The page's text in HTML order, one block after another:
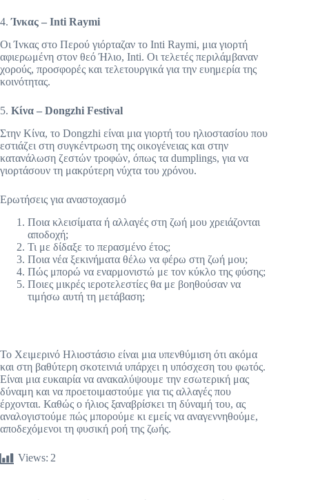
4.Ίνκας – Inti Raymi
Οι Ίνκας στο Περού γιόρταζαν το Inti Raymi, μια γιορτή
αφιερωμένη στον θεό Ήλιο, Inti. Οι τελετές περιλάμβαναν
χορούς, προσφορές και τελετουργικά για την ευημερία της
κοινότητας.
5. Κίνα – Dongzhi Festival
Στην Κίνα, το Dongzhi είναι μια γιορτή του ηλιοστασίου που
εστιάζει στη συγκέντρωση της οικογένειας και στην
κατανάλωση ζεστών τροφών, όπως τα dumplings, για να
γιορτάσουν τη μακρύτερη νύχτα του χρόνου.
Ερωτήσεις για αναστοχασμό
Ποια κλεισίματα ή αλλαγές στη ζωή μου χρειάζονται
αποδοχή;
Τι με δίδαξε το περασμένο έτος;
Ποια νέα ξεκινήματα θέλω να φέρω στη ζωή μου;
Πώς μπορώ να εναρμονιστώ με τον κύκλο της φύσης;
Ποιες μικρές ιεροτελεστίες θα με βοηθούσαν να
τιμήσω αυτή τη μετάβαση;
Το Χειμερινό Ηλιοστάσιο είναι μια υπενθύμιση ότι ακόμα
και στη βαθύτερη σκοτεινιά υπάρχει η υπόσχεση του φωτός.
Είναι μια ευκαιρία να ανακαλύψουμε την εσωτερική μας
δύναμη και να προετοιμαστούμε για τις αλλαγές που
έρχονται. Καθώς ο ήλιος ξαναβρίσκει τη δύναμή του, ας
αναλογιστούμε πώς μπορούμε κι εμείς να αναγεννηθούμε,
αποδεχόμενοι τη φυσική ροή της ζωής.
Views: 2